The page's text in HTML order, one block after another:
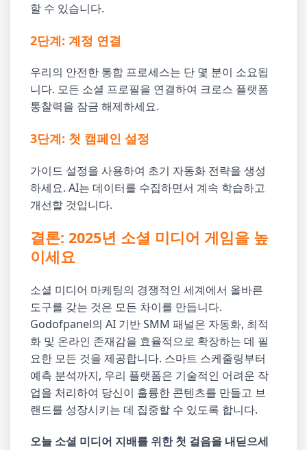
할 수 있습니다.
2단계: 계정 연결
우리의 안전한 통합 프로세스는 단 몇 분이 소요됩
니다. 모든 소셜 프로필을 연결하여 크로스 플랫폼
통찰력을 잠금 해제하세요.
3단계: 첫 캠페인 설정
가이드 설정을 사용하여 초기 자동화 전략을 생성
하세요. AI는 데이터를 수집하면서 계속 학습하고
개선할 것입니다.
결론: 2025년 소셜 미디어 게임을 높
이세요
소셜 미디어 마케팅의 경쟁적인 세계에서 올바른
도구를 갖는 것은 모든 차이를 만듭니다.
Godofpanel의 AI 기반 SMM 패널은 자동화, 최적
화 및 온라인 존재감을 효율적으로 확장하는 데 필
요한 모든 것을 제공합니다. 스마트 스케줄링부터
예측 분석까지, 우리 플랫폼은 기술적인 어려운 작
업을 처리하여 당신이 훌륭한 콘텐츠를 만들고 브
랜드를 성장시키는 데 집중할 수 있도록 합니다.
오늘 소셜 미디어 지배를 위한 첫 걸음을 내딛으세